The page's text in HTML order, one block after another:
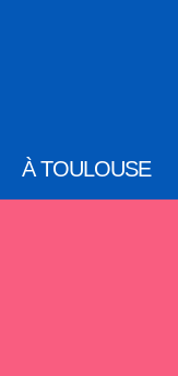
À TOULOUSE